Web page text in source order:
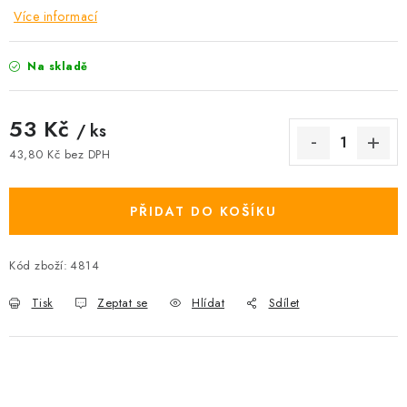
Detail objednávky
Podmínky ochrany osobních údajů
Mapa serveru Kontakt
Více informací
Na skladě
53 Kč / ks
43,80 Kč bez DPH
PŘIDAT DO KOŠÍKU
Kód zboží: 4814
Tisk Zeptat se Hlídat Sdílet